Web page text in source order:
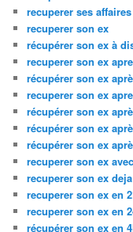
recuperer ses
recuperer son ex
récupérer son ex à
recuperer son ex
récupérer son ex
recuperer son ex
récupérer son ex
récupérer son ex
récupérer son ex
recuperer son ex
recuperer son ex
recuperer son ex en
recuperer son ex en
récupérer son ex en